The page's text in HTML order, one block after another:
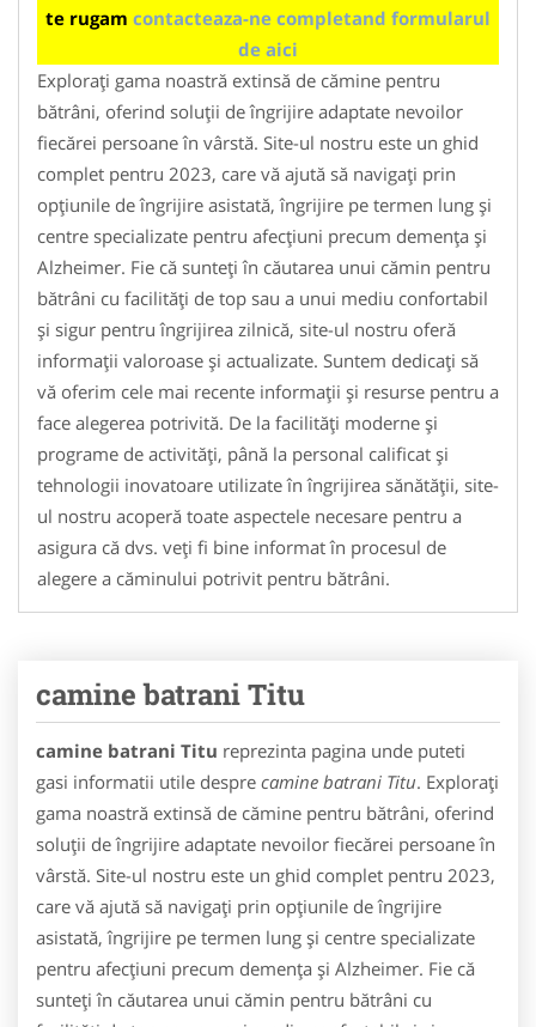
te rugam contacteaza-ne completand formularul
de aici
Explorați gama noastră extinsă de cămine pentru
bătrâni, oferind soluții de îngrijire adaptate nevoilor
fiecărei persoane în vârstă. Site-ul nostru este un ghid
complet pentru 2023, care vă ajută să navigați prin
opțiunile de îngrijire asistată, îngrijire pe termen lung și
centre specializate pentru afecțiuni precum demența și
Alzheimer. Fie că sunteți în căutarea unui cămin pentru
bătrâni cu facilități de top sau a unui mediu confortabil
și sigur pentru îngrijirea zilnică, site-ul nostru oferă
informații valoroase și actualizate. Suntem dedicați să
vă oferim cele mai recente informații și resurse pentru a
face alegerea potrivită. De la facilități moderne și
programe de activități, până la personal calificat și
tehnologii inovatoare utilizate în îngrijirea sănătății, site-
ul nostru acoperă toate aspectele necesare pentru a
asigura că dvs. veți fi bine informat în procesul de
alegere a căminului potrivit pentru bătrâni.
camine batrani Titu
camine batrani Titu reprezinta pagina unde puteti
gasi informatii utile despre camine batrani Titu. Explorați
gama noastră extinsă de cămine pentru bătrâni, oferind
soluții de îngrijire adaptate nevoilor fiecărei persoane în
vârstă. Site-ul nostru este un ghid complet pentru 2023,
care vă ajută să navigați prin opțiunile de îngrijire
asistată, îngrijire pe termen lung și centre specializate
pentru afecțiuni precum demența și Alzheimer. Fie că
sunteți în căutarea unui cămin pentru bătrâni cu